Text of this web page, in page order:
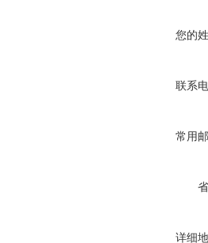
您的
联系
常用
详细